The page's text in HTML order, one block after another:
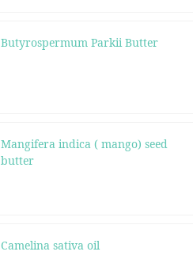
Butyrospermum Parkii Butter
Mangifera indica ( mango) seed
butter
Camelina sativa oil